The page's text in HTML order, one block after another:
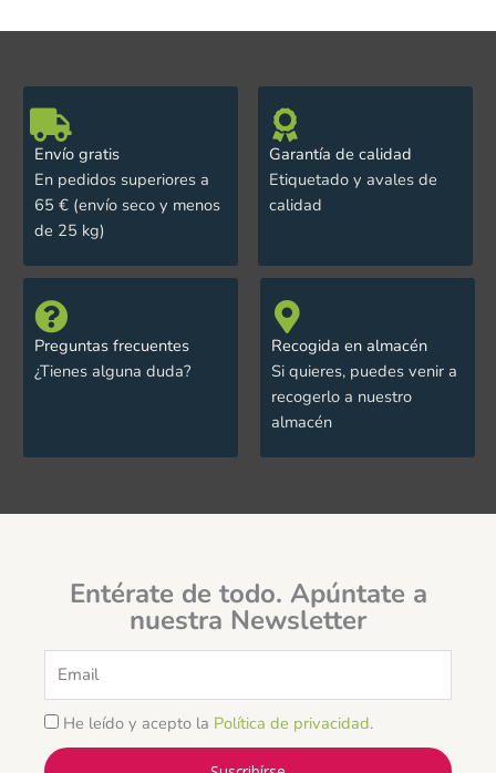
Envío gratis
En pedidos superiores a
65 € (envío seco y menos
de 25 kg)
Garantía de calidad
Etiquetado y avales de
calidad
Preguntas frecuentes
¿Tienes alguna duda?
Recogida en almacén
Si quieres, puedes venir a
recogerlo a nuestro
almacén
Entérate de todo. Apúntate a
nuestra Newsletter
He leído y acepto la Política de privacidad.